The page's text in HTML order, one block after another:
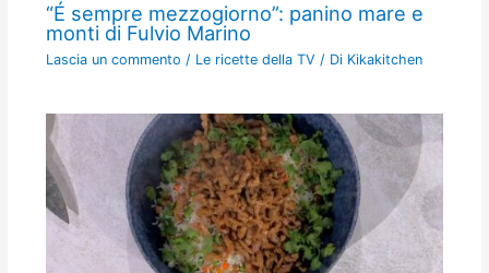
“É sempre mezzogiorno”: panino mare e
monti di Fulvio Marino
Lascia un commento / Le ricette della TV / Di Kikakitchen